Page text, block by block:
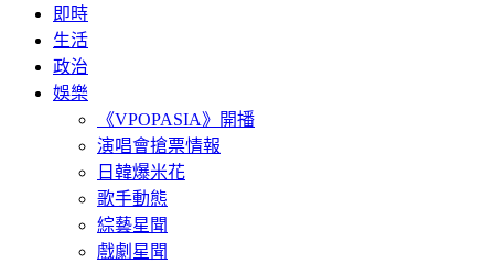
即時
生活
政治
娛樂
《VPOPASIA》開播
演唱會搶票情報
日韓爆米花
歌手動態
綜藝星聞
戲劇星聞